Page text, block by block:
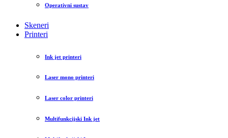
Operativni sustav
Skeneri
Printeri
Ink jet printeri
Laser mono printeri
Laser color printeri
Multifunkcijski Ink jet